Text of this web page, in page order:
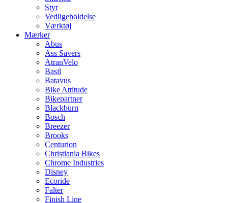
Styr
Vedligeholdelse
Værktøj
Mærker
Abus
Ass Savers
AtranVelo
Basil
Batavus
Bike Attitude
Bikepartner
Blackburn
Bosch
Breezer
Brooks
Centurion
Christiania Bikes
Chrome Industries
Disney
Ecoride
Falter
Finish Line